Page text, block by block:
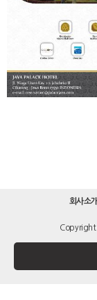
회사소개
Copyright